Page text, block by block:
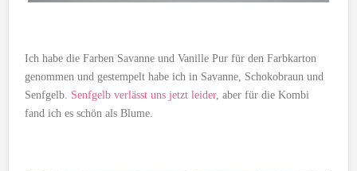
Ich habe die Farben Savanne und Vanille Pur für den Farbkarton
genommen und gestempelt habe ich in Savanne, Schokobraun und
Senfgelb. Senfgelb verlässt uns jetzt leider, aber für die Kombi
fand ich es schön als Blume.